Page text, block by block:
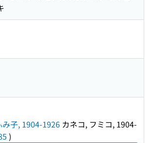
み子, 1904-1926 カネコ, フミコ, 1904-
)